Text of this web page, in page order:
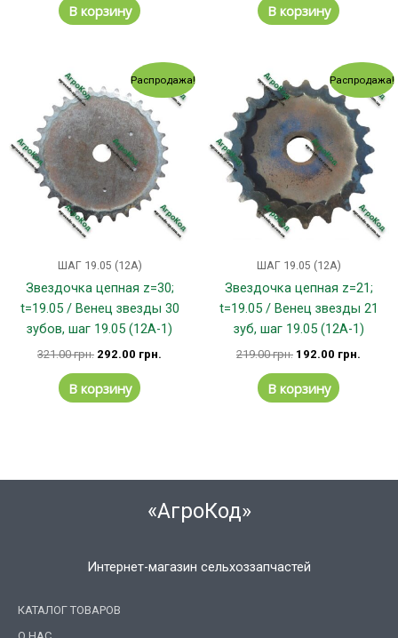
В корзину В корзину
Распродажа!
ШАГ 19.05 (12А)
Звездочка цепная z=30;
t=19.05 / Венец звезды 30
зубов, шаг 19.05 (12А-1)
321.00грн.
Первоначальная
цена
составляла
321.00 грн..
292.00 грн.
Текущая
цена:
292.00 грн..
В корзину
Распродажа!
ШАГ 19.05 (12А)
Звездочка цепная z=21;
t=19.05 / Венец звезды 21
зуб, шаг 19.05 (12А-1)
219.00грн.
Первоначальная
цена
составляла
219.00 грн..
192.00 грн.
цена:
В корзину
«АгроКод»
Интернет-магазин сельхоззапчастей
КАТАЛОГ ТОВАРОВ